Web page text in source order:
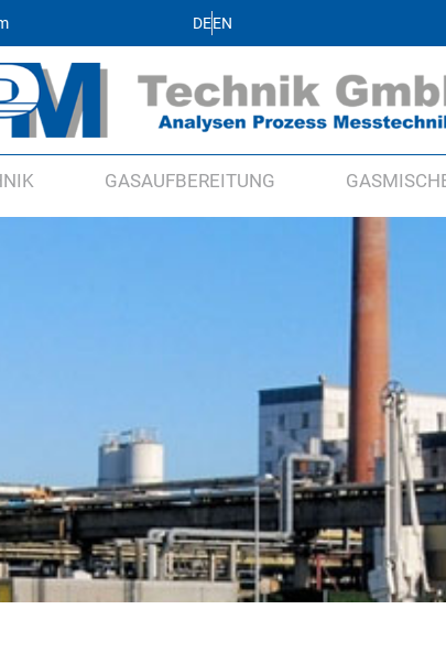
DEEN
GASAUFBEREITUNG